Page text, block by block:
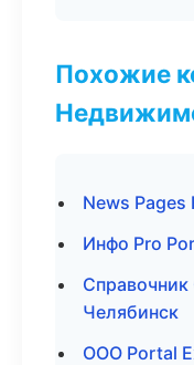
Похожие
News
Инфо Pro
Челябинск
ООО Portal